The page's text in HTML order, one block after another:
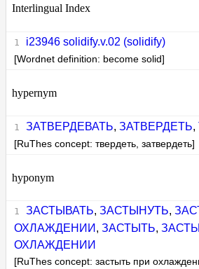
Interlingual Index
i23946 solidify.v.02 (solidify)
[Wordnet definition: become solid]
hypernym
ЗАТВЕРДЕВАТЬ, ЗАТВЕРДЕТЬ,
[RuThes concept: твердеть, затвердеть]
hyponym
ЗАСТЫВАТЬ, ЗАСТЫНУТЬ,
ОХЛАЖДЕНИИ ,ЗАСТЫТЬ,
ОХЛАЖДЕНИИ
[RuThes concept: застыть при